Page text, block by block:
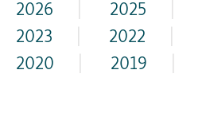
2026 2025
2023
2022
2020
2019